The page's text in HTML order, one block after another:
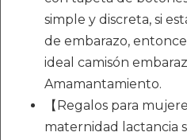
simple y discreta, si
de embarazo,
ideal camisón
Amamantamiento.
【Regalos para
maternidad lactancia